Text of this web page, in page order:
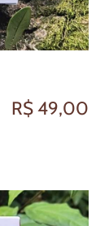
R$ 49,00